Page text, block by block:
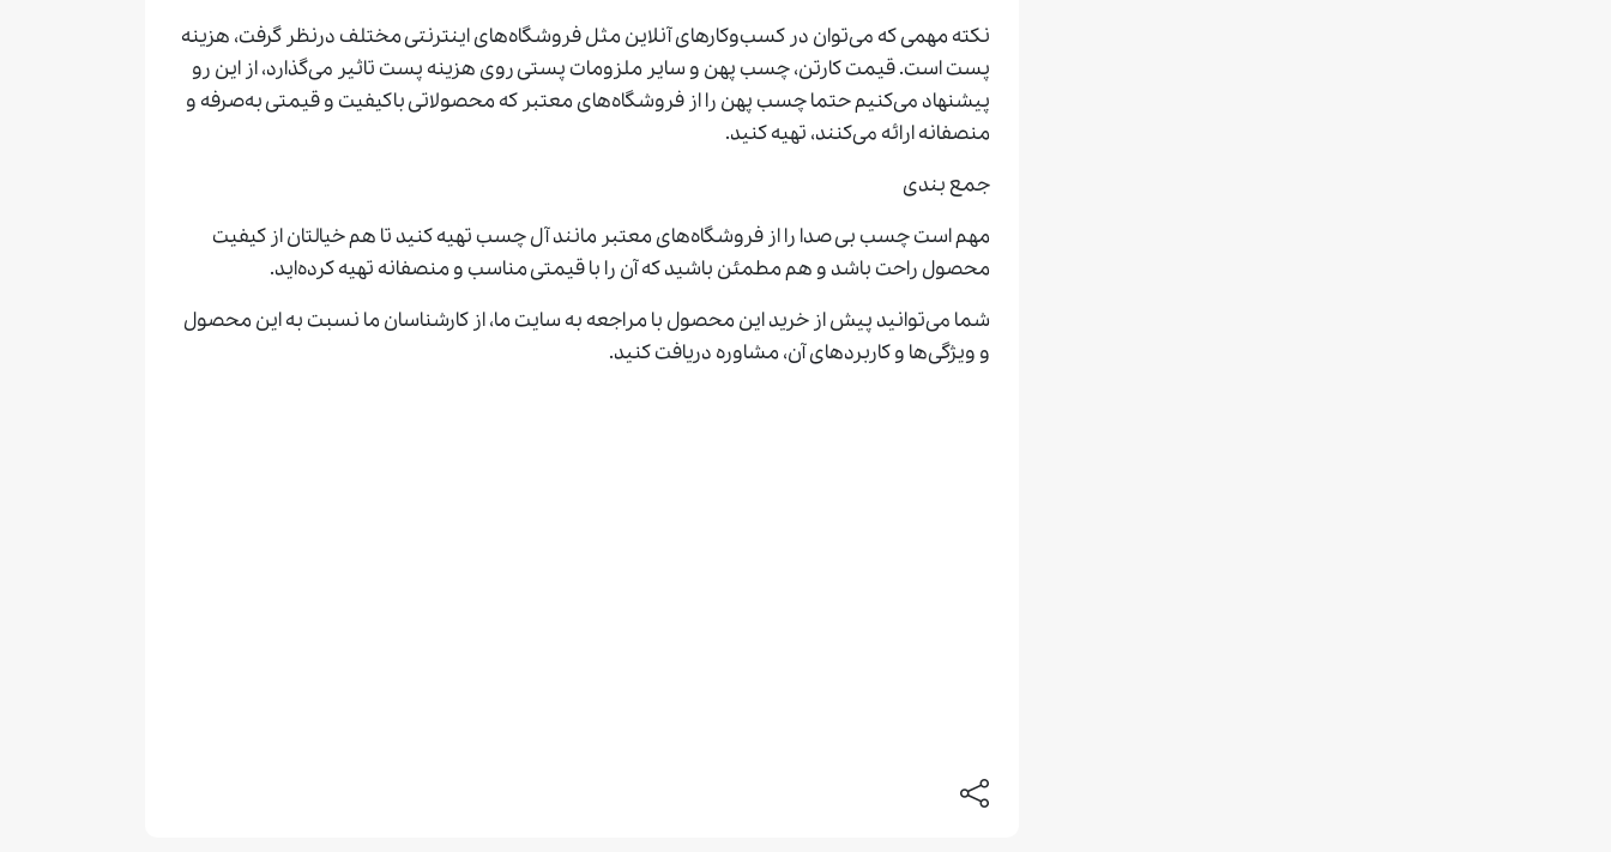
نکته مهمی که می‌توان در کسب‌وکارهای آنلاین مثل فروشگاه‌های اینترنتی مختلف درنظر گرفت، هزینه
پست است. قیمت کارتن، چسب پهن و سایر ملزومات پستی روی هزینه پست تاثیر می‌گذارد، از این رو
پیشنهاد می‌کنیم حتما چسب پهن را از فروشگاه‌های معتبر که محصولاتی باکیفیت و قیمتی به‌صرفه و
منصفانه ارائه می‌کنند، تهیه کنید.
جمع ‌بندی
مهم است چسب بی صدا را از فروشگاه‌های معتبر مانند آل چسب تهیه کنید تا هم خیالتان از کیفیت
محصول راحت باشد و هم مطمئن باشید که آن را با قیمتی مناسب و منصفانه تهیه کرده‌اید.
شما می‌توانید پیش از خرید این محصول با مراجعه به سایت ما، از کارشناسان ما نسبت به این محصول
و ویژگی‌ها و کاربردهای آن، مشاوره دریافت کنید.